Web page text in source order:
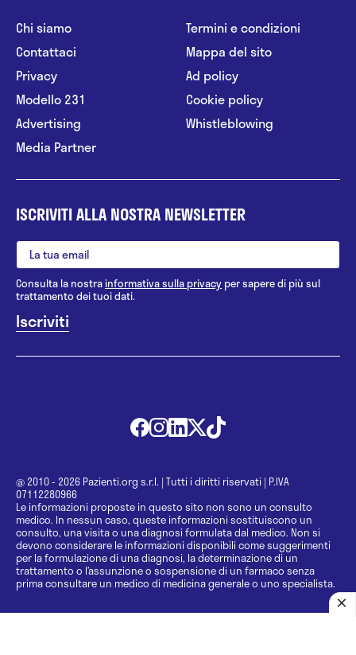
Chi siamo
Contattaci
Privacy
Modello 231
Advertising
Media Partner
Termini e condizioni
Mappa del sito
Ad policy
Cookie policy
Whistleblowing
ISCRIVITI ALLA NOSTRA NEWSLETTER
Consulta la nostrainformativa sulla privacy per sapere di più sul
trattamento dei tuoi dati.
@ 2010 - 2026 Pazienti.org s.r.l. | Tutti i diritti riservati | P.IVA
07112280966
Le informazioni proposte in questo sito non sono un consulto
medico. In nessun caso, queste informazioni sostituiscono un
consulto, una visita o una diagnosi formulata dal medico. Non si
devono considerare le informazioni disponibili come suggerimenti
per la formulazione di una diagnosi, la determinazione di un
trattamento o l’assunzione o sospensione di un farmaco senza
prima consultare un medico di medicina generale o uno specialista.